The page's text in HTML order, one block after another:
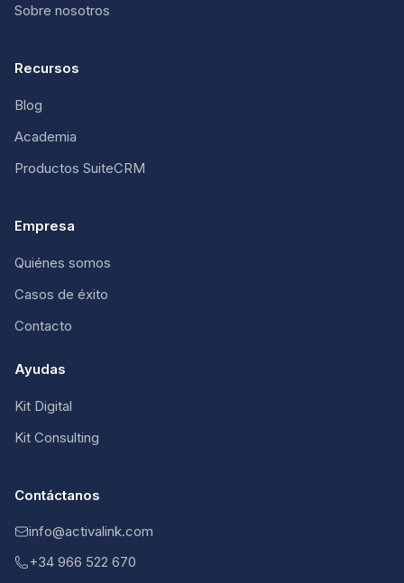
Sobre nosotros
Recursos
Blog
Academia
Productos SuiteCRM
Empresa
Quiénes somos
Casos de éxito
Contacto
Ayudas
Kit Digital
Kit Consulting
Contáctanos
info@activalink.com
+34 966 522 670